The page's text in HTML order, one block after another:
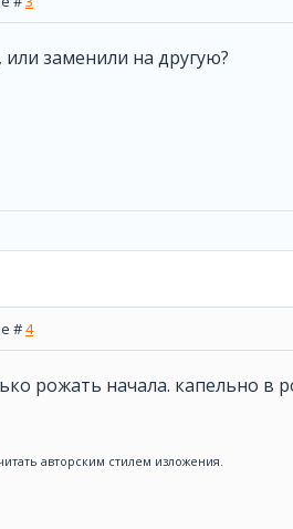
заменили на другую?
#4
рожать начала. капельно в
авторским стилем изложения.